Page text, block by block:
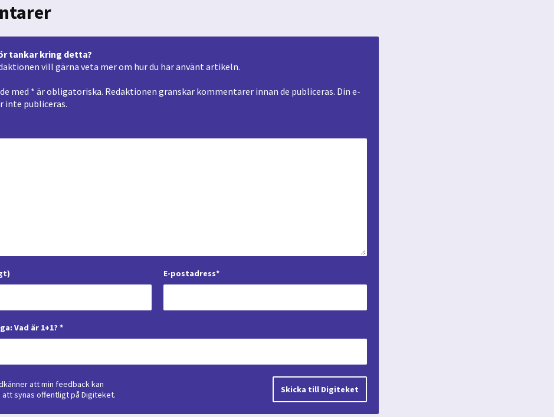
tankar kring detta?
vill gärna veta mer om hur du har använt artikeln.
med * är obligatoriska. Redaktionen granskar kommentarer innan de publiceras. Din e-
inte publiceras.
E-postadress*
Vad är 1+1? *
att min feedback kan
att synas offentligt på Digiteket.